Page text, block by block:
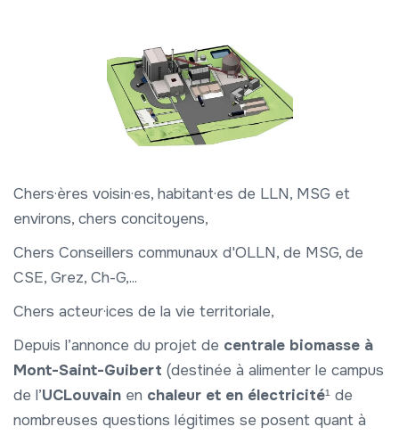
Chers·ères voisin·es, habitant·es de LLN, MSG et
environs, chers concitoyens,
Chers Conseillers communaux d'OLLN, de MSG, de
CSE, Grez, Ch-G,...
Chers acteur·ices de la vie territoriale,
Depuis l’annonce du projet de centrale biomasse à
Mont-Saint-Guibert (destinée à alimenter le campus
de l’UCLouvain en chaleur et en électricité¹​ de
nombreuses questions légitimes se posent quant à